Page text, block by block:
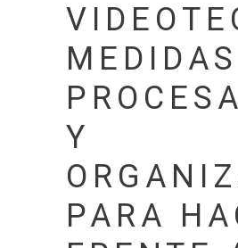
MEDIDAS
Y
PARA